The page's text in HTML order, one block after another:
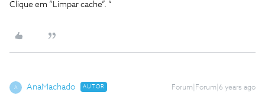
Clique em “Limpar cache”. “
A AnaMachado AUTOR Forum|Forum|6 years ago